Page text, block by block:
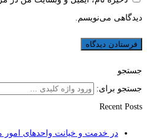
دیدگاهی می‌نویسم.
جستجو
جستجو برای:
Recent Posts
در خدمت و خیانت واحدهای امور